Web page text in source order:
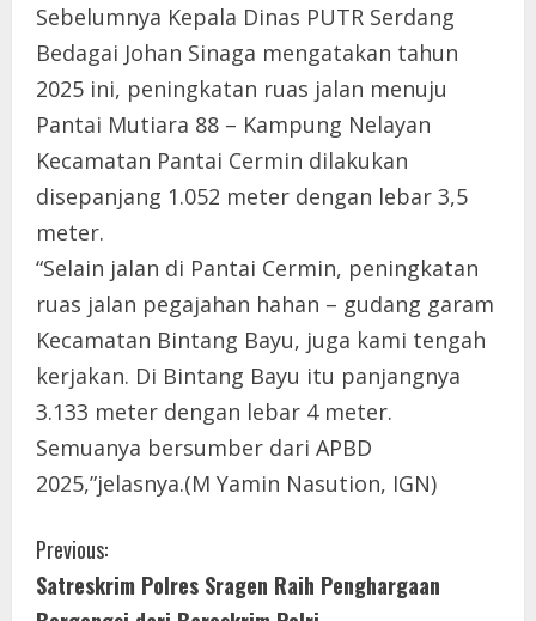
Sebelumnya Kepala Dinas PUTR Serdang
Bedagai Johan Sinaga mengatakan tahun
2025 ini, peningkatan ruas jalan menuju
Pantai Mutiara 88 – Kampung Nelayan
Kecamatan Pantai Cermin dilakukan
disepanjang 1.052 meter dengan lebar 3,5
meter.
“Selain jalan di Pantai Cermin, peningkatan
ruas jalan pegajahan hahan – gudang garam
Kecamatan Bintang Bayu, juga kami tengah
kerjakan. Di Bintang Bayu itu panjangnya
3.133 meter dengan lebar 4 meter.
Semuanya bersumber dari APBD
2025,”jelasnya.(M Yamin Nasution, IGN)
C
o
Previous:
Satreskrim Polres Sragen Raih Penghargaan